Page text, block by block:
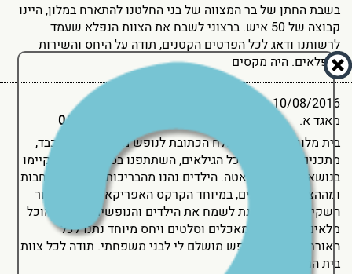
בשבת החתן של בר המצווה של בני החלטנו להתארח במלון, היינו
קבוצה של 50 איש. ברצוני לשבח את הצוות הנפלא שעמד
לרשותנו ודאג לכל הפרטים הקטנים, תודה על היחס והשירות
הנפלאים. היה מקסים
10/08/2016
מאגד א.
/
בית מלון דיוויד בים המלח הכתובת לנופש מושלם, יחס מכבד,
מתכנים ופעילויות לכל הגילאים, השתתפנו בסדנאות שהתקיימו
בנושאי בריאות ודיאטה. הילדים נהנו מהבריכות הנקיות והרחבות
ומההצגות והמופעים, במיוחד הקרקס האפריקאי. צוות הבידור
השקיע המון על מנת לשמח את הילדים והנופשים. חדרי האוכל
מלאים בשפע של מאכלים וסלטים ויחס מיוחד נתנו לכל
האורחים. זה היה נופש מושלם לי לבני משפחתי. תודה לכל צוות
בית המלון.